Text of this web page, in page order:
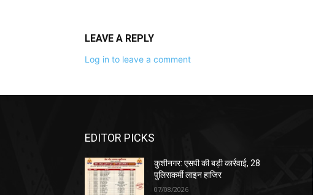
LEAVE A REPLY
Log in to leave a comment
EDITOR PICKS
कुशीनगर: एसपी की बड़ी कार्रवाई, 28
पुलिसकर्मी लाइन हाजिर
07/08/2026